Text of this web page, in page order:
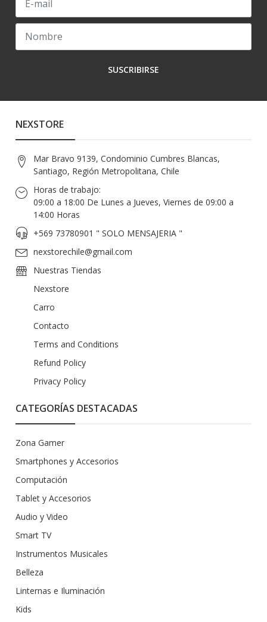
SUSCRIBIRSE
NEXSTORE
Mar Bravo 9139, Condominio Cumbres Blancas,
Santiago, Región Metropolitana, Chile
Horas de trabajo:
09:00 a 18:00 De Lunes a Jueves, Viernes de 09:00 a
14:00 Horas
+569 73780901 " SOLO MENSAJERIA "
nexstorechile@gmail.com
Nuestras Tiendas
Nexstore
Carro
Contacto
Terms and Conditions
Refund Policy
Privacy Policy
CATEGORÍAS DESTACADAS
Zona Gamer
Smartphones y Accesorios
Computación
Tablet y Accesorios
Audio y Video
Smart TV
Instrumentos Musicales
Belleza
Linternas e Iluminación
Kids